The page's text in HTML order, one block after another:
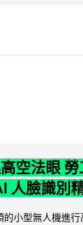
空法眼
人臉識別
小型無人機進